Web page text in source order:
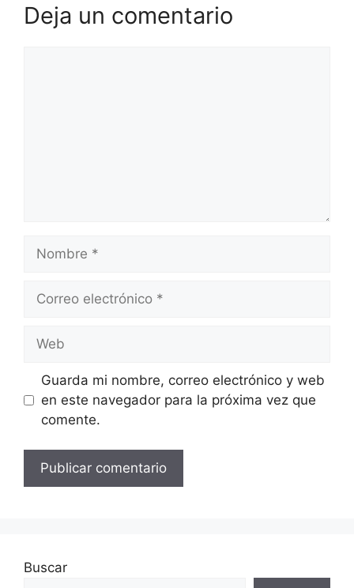
Deja un comentario
electrónico
Guarda mi nombre, correo electrónico y web
en este navegador para la próxima vez que
comente.
Buscar